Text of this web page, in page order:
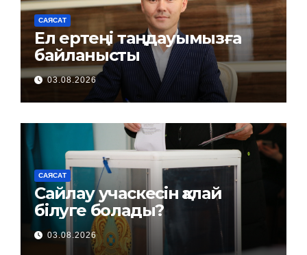
САЯСАТ
Ел ертеңі таңдауымызға
байланысты
03.08.2026
САЯСАТ
Сайлау учаскесін қалай
білуге болады?
03.08.2026